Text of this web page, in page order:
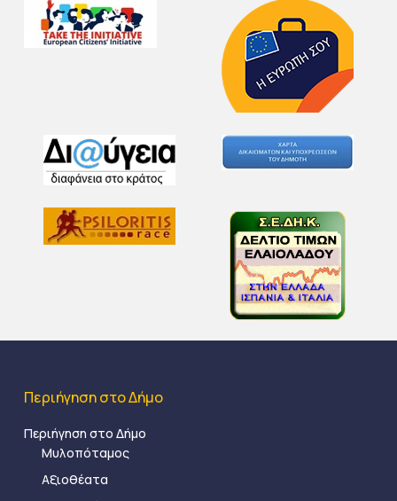
Περιήγηση στο Δήμο
Περιήγηση στο Δήμο
Μυλοπόταμος
Αξιοθέατα